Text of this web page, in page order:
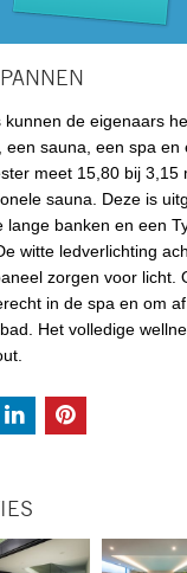
kunnen de eigenaars
een sauna, een spa en
meet 15,80 bij 3,15
sauna. Deze is
lange banken en een
witte ledverlichting
zorgen voor licht.
in de spa en om
Het volledige